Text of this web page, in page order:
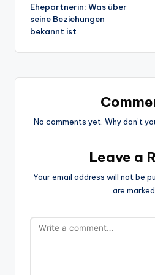
Ehepartnerin: Was über
seine Beziehungen
bekannt ist
No comments yet. Why don’t
Leave a
Your email address will not be
are marked